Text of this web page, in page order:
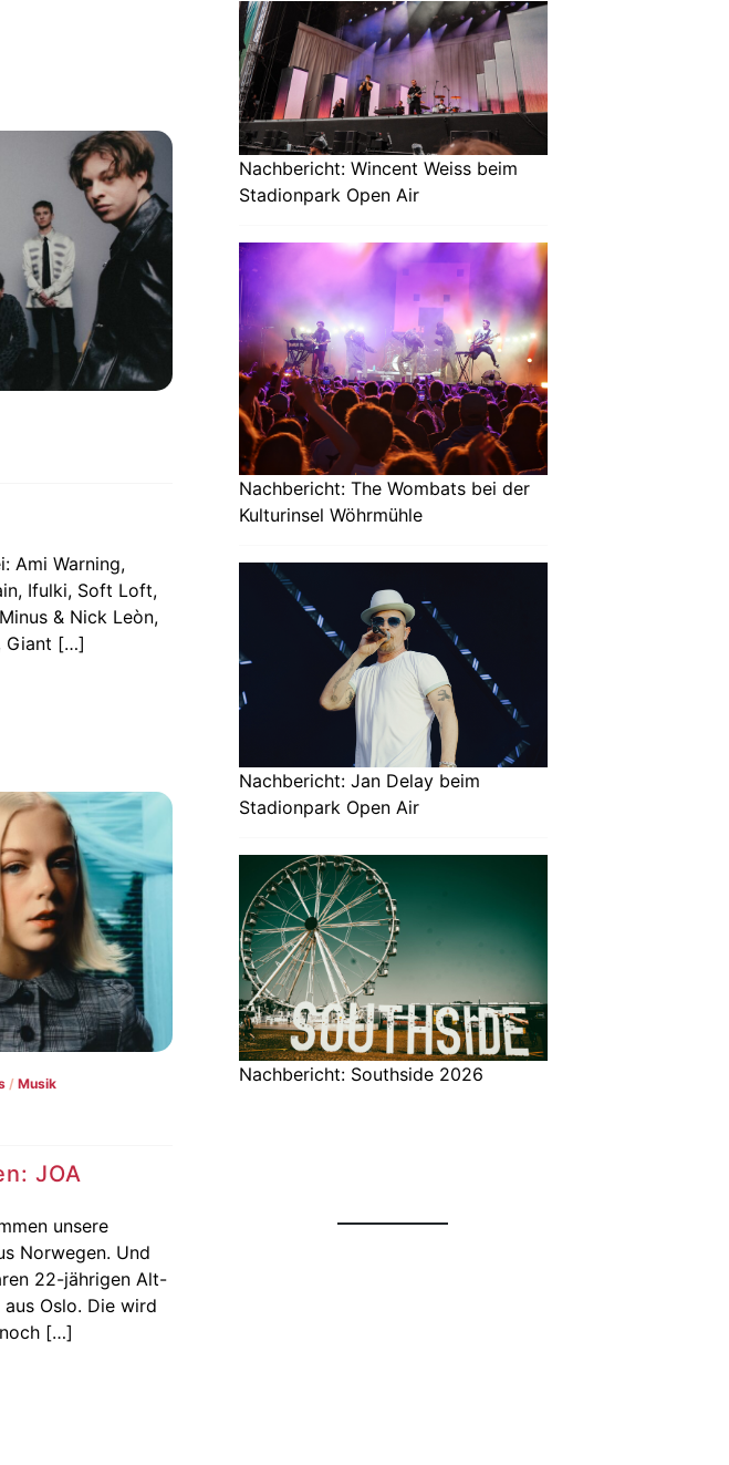
Ami Warning,
Ifulki, Soft Loft,
& Nick Leòn,
Giant […]
/ Musik
JOA
unsere
Norwegen. Und
22-jährigen Alt-
Oslo. Die wird
[…]
Nachbericht: Wincent Weiss beim
Stadionpark Open Air
Nachbericht: The Wombats bei der
Kulturinsel Wöhrmühle
Nachbericht: Jan Delay beim
Stadionpark Open Air
Nachbericht: Southside 2026